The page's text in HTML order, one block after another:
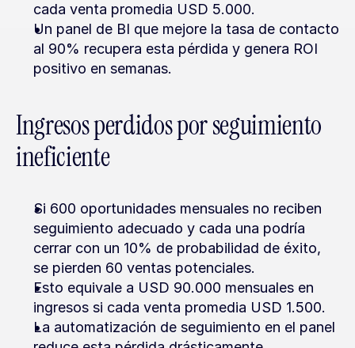
cada venta promedia USD 5.000.
Un panel de BI que mejore la tasa de contacto
al 90% recupera esta pérdida y genera ROI
positivo en semanas.
Ingresos perdidos por seguimiento
ineficiente
Si 600 oportunidades mensuales no reciben
seguimiento adecuado y cada una podría
cerrar con un 10% de probabilidad de éxito,
se pierden 60 ventas potenciales.
Esto equivale a USD 90.000 mensuales en
ingresos si cada venta promedia USD 1.500.
La automatización de seguimiento en el panel